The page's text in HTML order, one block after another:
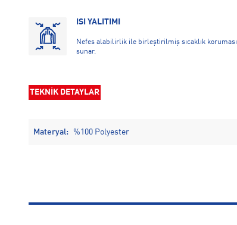
ISI YALITIMI
Nefes alabilirlik ile birleştirilmiş sıcaklık koruması
sunar.
TEKNİK DETAYLAR
Materyal: %100 Polyester